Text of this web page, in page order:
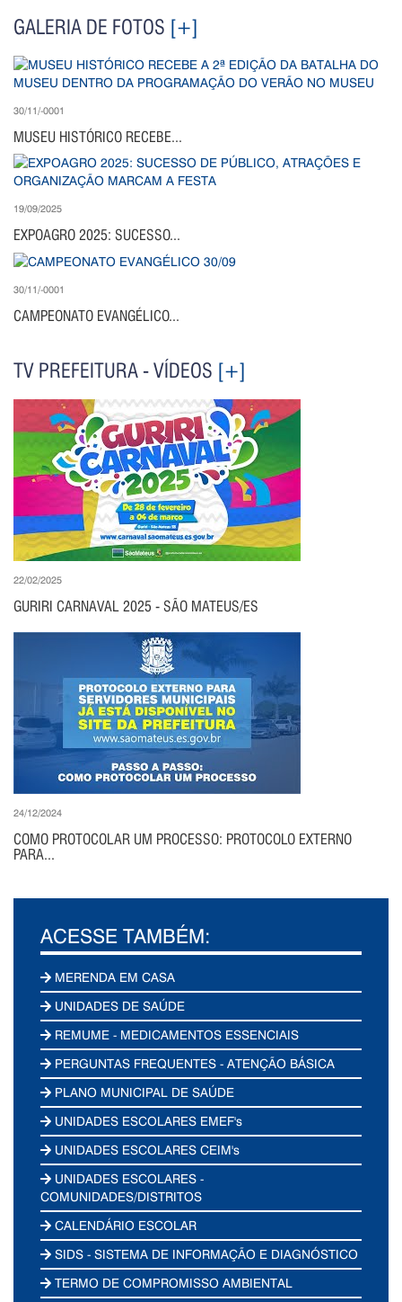
GALERIA DE FOTOS [+]
30/11/-0001
MUSEU HISTÓRICO RECEBE...
19/09/2025
EXPOAGRO 2025: SUCESSO...
30/11/-0001
CAMPEONATO EVANGÉLICO...
TV PREFEITURA - VÍDEOS [+]
22/02/2025
GURIRI CARNAVAL 2025 - SÃO MATEUS/ES
24/12/2024
COMO PROTOCOLAR UM PROCESSO: PROTOCOLO EXTERNO
PARA...
ACESSE TAMBÉM:
MERENDA EM CASA
UNIDADES DE SAÚDE
REMUME - MEDICAMENTOS ESSENCIAIS
PERGUNTAS FREQUENTES - ATENÇÃO BÁSICA
PLANO MUNICIPAL DE SAÚDE
UNIDADES ESCOLARES EMEF's
UNIDADES ESCOLARES CEIM's
UNIDADES ESCOLARES -
COMUNIDADES/DISTRITOS
CALENDÁRIO ESCOLAR
SIDS - SISTEMA DE INFORMAÇÃO E DIAGNÓSTICO
TERMO DE COMPROMISSO AMBIENTAL